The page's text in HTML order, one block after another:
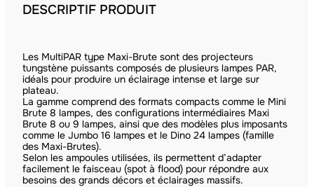
DESCRIPTIF PRODUIT
Les MultiPAR type Maxi-Brute sont des projecteurs
tungstène puissants composés de plusieurs lampes PAR,
idéals pour produire un éclairage intense et large sur
plateau.
La gamme comprend des formats compacts comme le Mini
Brute 8 lampes, des configurations intermédiaires Maxi
Brute 8 ou 9 lampes, ainsi que des modèles plus imposants
comme le Jumbo 16 lampes et le Dino 24 lampes (famille
des Maxi-Brutes).
Selon les ampoules utilisées, ils permettent d’adapter
facilement le faisceau (spot à flood) pour répondre aux
besoins des grands décors et éclairages massifs.